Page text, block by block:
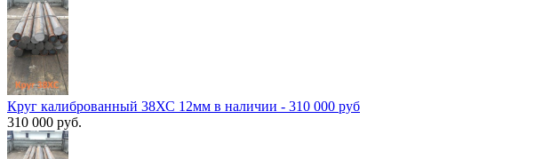
Круг калиброванный 38ХС 12мм в наличии - 310 000 руб
310 000 руб.